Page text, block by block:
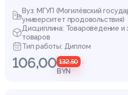
Вуз: МГУП (Могилёвский
университет продовольствия)
Дисциплина: Товароведение и
товаров
Тип работы: Диплом
106,00 132,50
BYN